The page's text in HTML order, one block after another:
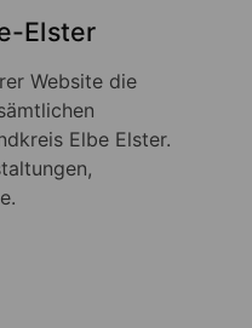
Elster
Website die
Elbe Elster.